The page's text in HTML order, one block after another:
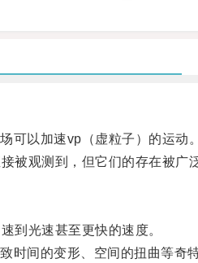
以加速vp（虚粒子）的运动。
观测到，但它们的存在被广泛
光速甚至更快的速度。
间的变形、空间的扭曲等奇特